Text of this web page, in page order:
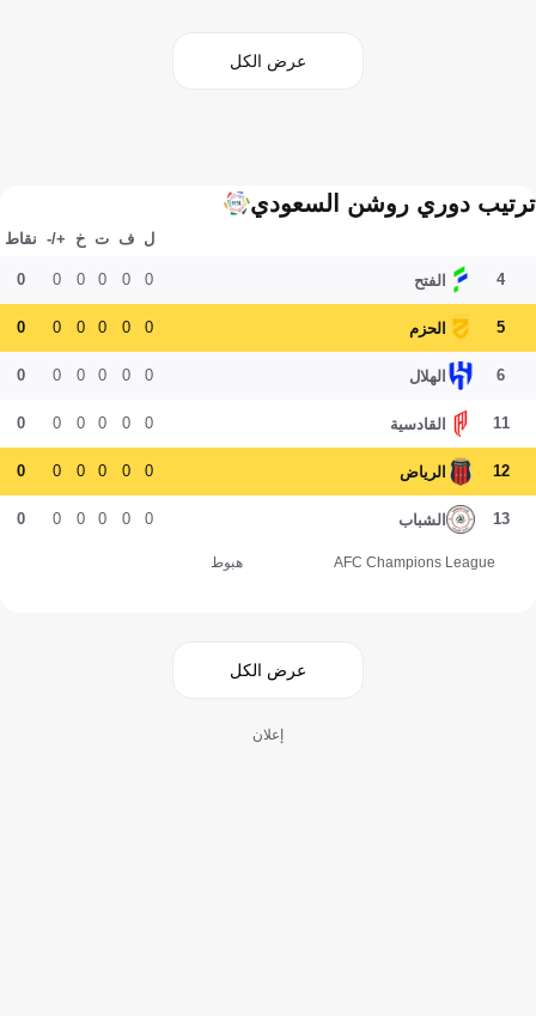
عرض الكل
ترتيب دوري روشن السعودي
ل ف ت خ +/- نقاط
4 الفتح 0
0
0
0
0
0
5 الحزم 0
0
0
0
0
0
6 الهلال 0
0
0
0
0
0
11 القادسية 0
0
0
0
0
0
12 الرياض 0
0
0
0
0
0
13 الشباب 0
0
0
0
0
0
AFC Champions League هبوط
عرض الكل
إعلان